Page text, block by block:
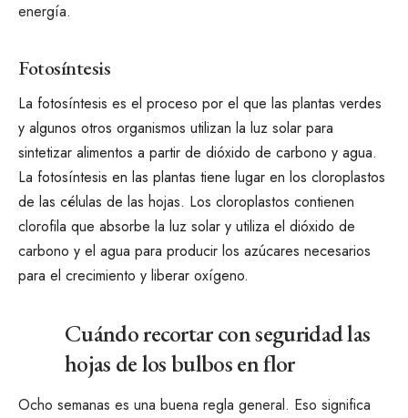
energía.
Fotosíntesis
La fotosíntesis es el proceso por el que las plantas verdes
y algunos otros organismos utilizan la luz solar para
sintetizar alimentos a partir de dióxido de carbono y agua.
La fotosíntesis en las plantas tiene lugar en los cloroplastos
de las células de las hojas. Los cloroplastos contienen
clorofila que absorbe la luz solar y utiliza el dióxido de
carbono y el agua para producir los azúcares necesarios
para el crecimiento y liberar oxígeno.
Cuándo recortar con seguridad las
hojas de los bulbos en flor
Ocho semanas es una buena regla general. Eso significa